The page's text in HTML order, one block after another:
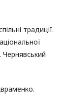
традиції.
Чернявський